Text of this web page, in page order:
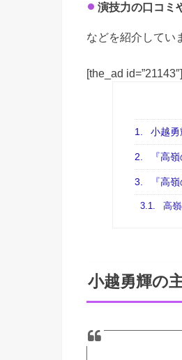
演技力の口コミ
などを紹介してい
[the_ad id=”21143″]
1. 小越勇
2. 『高
3. 『高
3.1. 高
小越勇輝の